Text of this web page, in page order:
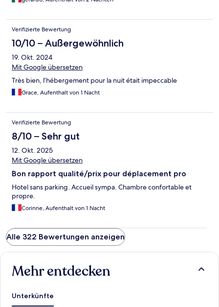
Verifizierte Bewertung
10/10 – Außergewöhnlich
19. Okt. 2024
Mit Google übersetzen
Très bien, l’hébergement pour la nuit était impeccable
Grace, Aufenthalt von 1 Nacht
Verifizierte Bewertung
8/10 – Sehr gut
12. Okt. 2025
Mit Google übersetzen
Bon rapport qualité/prix pour déplacement pro
Hotel sans parking. Accueil sympa. Chambre confortable et
propre.
Corinne, Aufenthalt von 1 Nacht
Alle 322 Bewertungen anzeigen
Mehr entdecken
Unterkünfte